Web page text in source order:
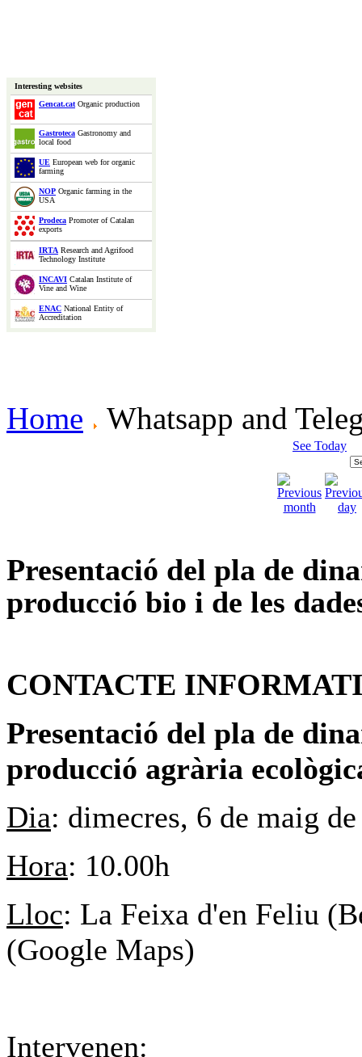
Interesting websites
Gencat.catOrganic production
Gastroteca Gastronomy and
local food
UE European web for organic
farming
NOP Organic farming in the
USA
Prodeca Promoter of Catalan
exports
IRTA Research and Agrifood
Technology Institute
INCAVI Catalan Institute of
Vine and Wine
ENAC National Entity of
Accreditation
Home Whatsapp and
See Today
Presentació del pla de
producció bio i de les
CONTACTE
Presentació del pla de
producció agrària
Dia: dimecres, 6 de maig
Hora: 10.00h
Lloc: La Feixa d'en Feliu
(Google Maps)
Intervenen: